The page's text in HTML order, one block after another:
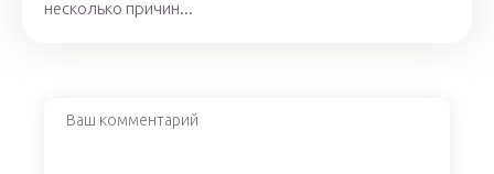
несколько причин...